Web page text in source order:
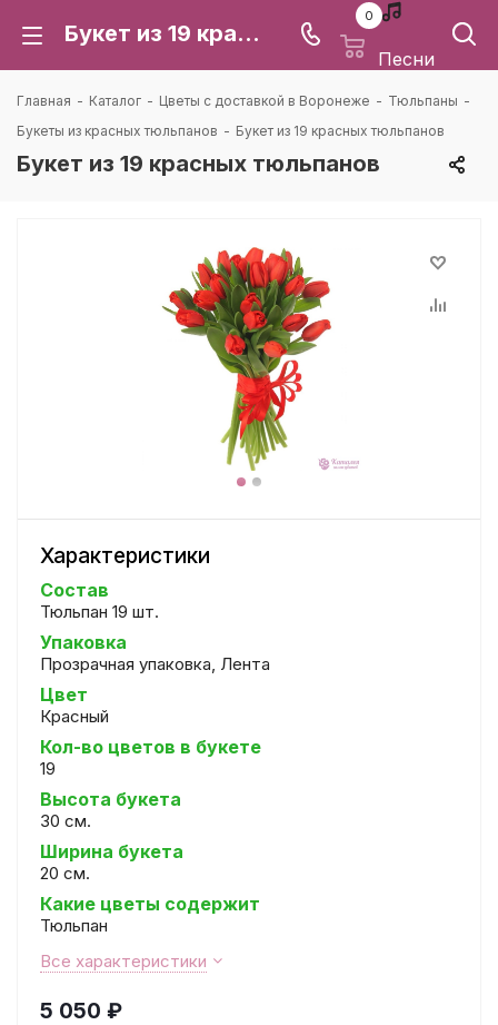
Букет из 19 красных тюльпанов: цена и доставка в Воронеже | Каталея
0
Песни
Главная - Каталог - Цветы с доставкой в Воронеже - Тюльпаны -
Букеты из красных тюльпанов - Букет из 19 красных тюльпанов
Букет из 19 красных тюльпанов
Характеристики
Состав
Тюльпан 19 шт.
Упаковка
Прозрачная упаковка, Лента
Цвет
Красный
Кол-во цветов в букете
19
Высота букета
30 см.
Ширина букета
20 см.
Какие цветы содержит
Тюльпан
Все характеристики
5 050 ₽